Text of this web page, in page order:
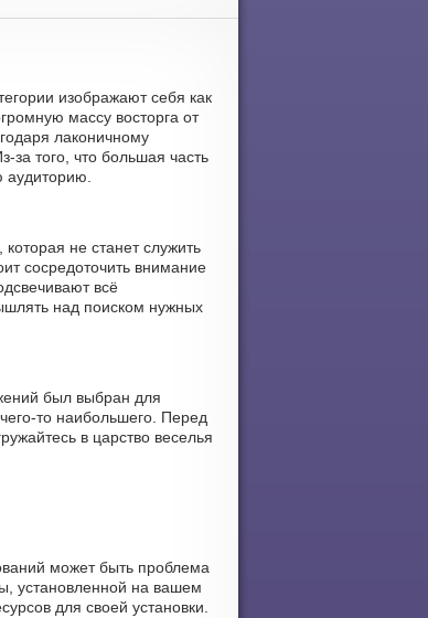
изображают себя как
массу восторга от
лаконичному
за того, что большая часть
аудиторию.
не станет служить
сосредоточить внимание
всё
над поиском нужных
был выбран для
то наибольшего. Перед
в царство веселья
может быть проблема
установленной на вашем
для своей установки.